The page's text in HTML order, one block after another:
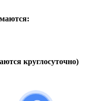
круглосуточно)